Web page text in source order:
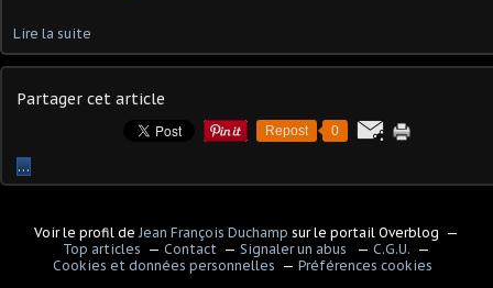
Lire la suite
Partager cet article
Repost 0
…
Voir le profil de Jean François Duchamp sur le portail Overblog
Top articles
Contact Signaler un abus
C.G.U.
Cookies et données personnelles
Préférences cookies